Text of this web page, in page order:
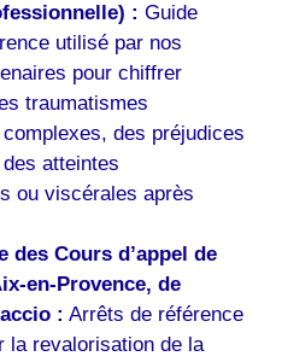
: Guide
utilisé par nos
pour chiffrer
traumatismes
des préjudices
atteintes
ou viscérales après
des Cours d’appel de
en-Provence, de
: Arrêts de référence
la revalorisation de la